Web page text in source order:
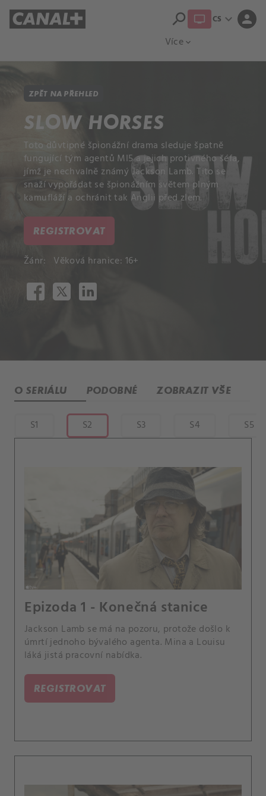
Více expand_more
search CS expand_more person
ZPĚT NA PŘEHLED
SLOW HORSES
Toto důvtipné špionážní drama sleduje špatně
fungující tým agentů MI5 a jejich protivného šéfa,
jímž je nechvalně známý Jackson Lamb. Tito se
snaží vypořádat se špionážním světem plným
kamufláží a ochránit tak Anglii před zlem.
REGISTROVAT
Žánr: Věková hranice: 16+
O SERIÁLU PODOBNÉ ZOBRAZIT VŠE
S1 S2 S3 S4 S5
Epizoda 1 - Konečná stanice
Jackson Lamb se má na pozoru, protože došlo k
úmrtí jednoho bývalého agenta. Mina a Louisu
láká jistá pracovní nabídka.
REGISTROVAT